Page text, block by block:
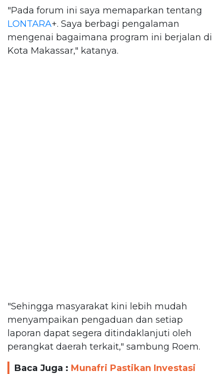
"Pada forum ini saya memaparkan tentang
LONTARA+. Saya berbagi pengalaman
mengenai bagaimana program ini berjalan di
Kota Makassar," katanya.
"Sehingga masyarakat kini lebih mudah
menyampaikan pengaduan dan setiap
laporan dapat segera ditindaklanjuti oleh
perangkat daerah terkait," sambung Roem.
Baca Juga : Munafri Pastikan Investasi